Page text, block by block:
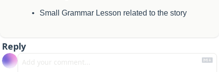
Small Grammar Lesson related to the story
Reply